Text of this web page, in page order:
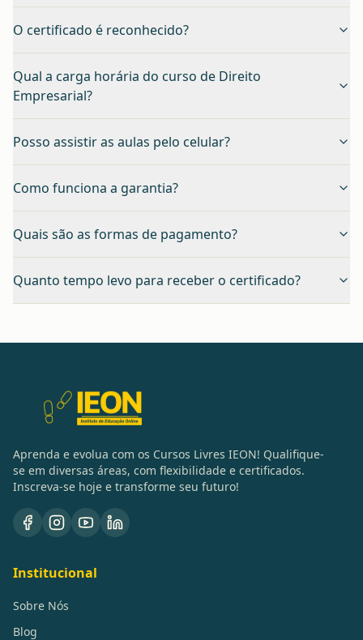
O certificado é reconhecido?
Qual a carga horária do curso de Direito
Empresarial?
Posso assistir as aulas pelo celular?
Como funciona a garantia?
Quais são as formas de pagamento?
Quanto tempo levo para receber o certificado?
Aprenda e evolua com os Cursos Livres IEON! Qualifique-
se em diversas áreas, com flexibilidade e certificados.
Inscreva-se hoje e transforme seu futuro!
Institucional
Sobre Nós
Blog